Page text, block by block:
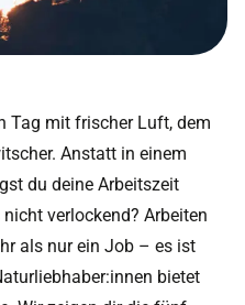
Tag mit frischer Luft, dem
Anstatt in einem
du deine Arbeitszeit
verlockend? Arbeiten
als nur ein Job – es ist
bietet